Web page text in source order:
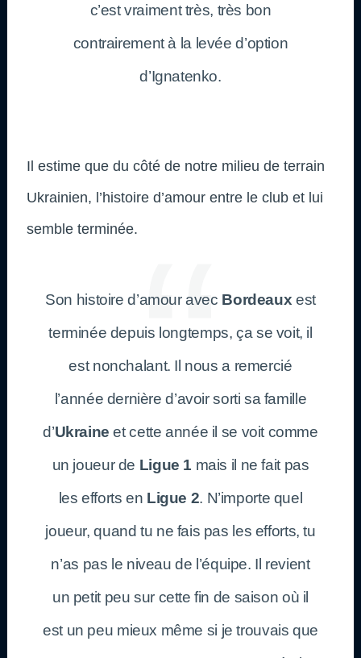
c’est vraiment très, très bon
contrairement à la levée d’option
d’Ignatenko.
Il estime que du côté de notre milieu de terrain
Ukrainien, l’histoire d’amour entre le club et lui
semble terminée.
Son histoire d’amour avec Bordeaux est
terminée depuis longtemps, ça se voit, il
est nonchalant. Il nous a remercié
l’année dernière d’avoir sorti sa famille
d’Ukraine et cette année il se voit comme
un joueur de Ligue 1 mais il ne fait pas
les efforts en Ligue 2. N’importe quel
joueur, quand tu ne fais pas les efforts, tu
n’as pas le niveau de l’équipe. Il revient
un petit peu sur cette fin de saison où il
est un peu mieux même si je trouvais que